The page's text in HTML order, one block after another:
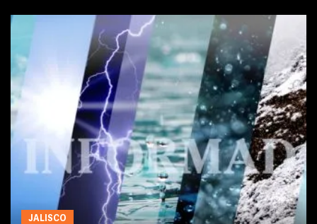
JALISCO